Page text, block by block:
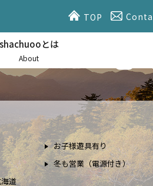
TOP
shachuooとは
About
お子様遊具有り
冬も営業（電源付き）
道